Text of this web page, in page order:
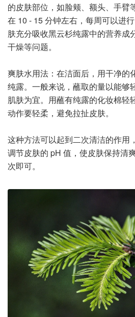
的皮肤部位，如脸颊、额头、手臂
在 10 - 15 分钟左右，每周可以进
肤充分吸收黑云杉纯露中的营养成
干燥等问题。
爽肤水用法：在洁面后，用干净的
纯露。一般来说，蘸取的量以能够
肌肤为宜。用蘸有纯露的化妆棉轻
动作要轻柔，避免拉扯皮肤。
这种方法可以起到二次清洁的作用
调节皮肤的 pH 值，使皮肤保持清
次即可。